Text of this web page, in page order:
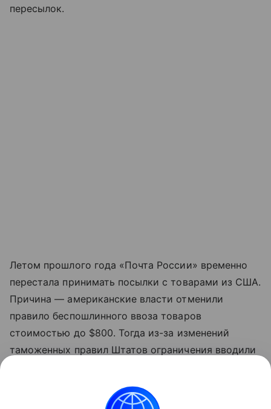
пересылок.
Летом прошлого года «Почта России» временно
перестала принимать посылки с товарами из США.
Причина — американские власти отменили
правило беспошлинного ввоза товаров
стоимостью до $800. Тогда из-за изменений
таможенных правил Штатов ограничения вводили
Данная информация носит исключительно